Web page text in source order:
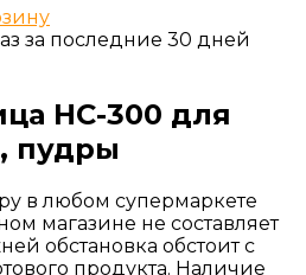
за последние 30 дней
НС-300 для
пудры
в любом супермаркете
магазине не составляет
обстановка обстоит с
продукта. Наличие